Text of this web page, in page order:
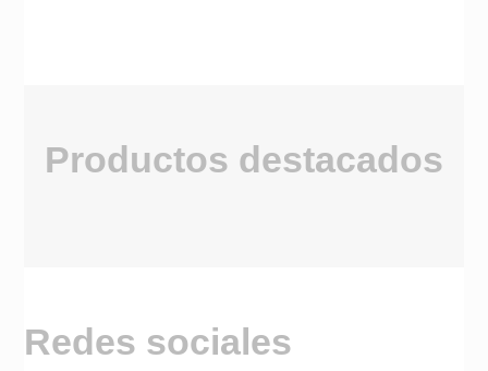
Productos destacados
Redes sociales